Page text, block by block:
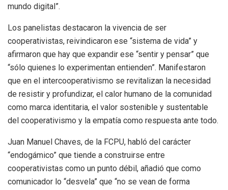
mundo digital”.
Los panelistas destacaron la vivencia de ser
cooperativistas, reivindicaron ese “sistema de vida” y
afirmaron que hay que expandir ese “sentir y pensar” que
“sólo quienes lo experimentan entienden”. Manifestaron
que en el intercooperativismo se revitalizan la necesidad
de resistir y profundizar, el calor humano de la comunidad
como marca identitaria, el valor sostenible y sustentable
del cooperativismo y la empatía como respuesta ante todo.
Juan Manuel Chaves, de la FCPU, habló del carácter
“endogámico” que tiende a construirse entre
cooperativistas como un punto débil, añadió que como
comunicador lo “desvela” que “no se vean de forma